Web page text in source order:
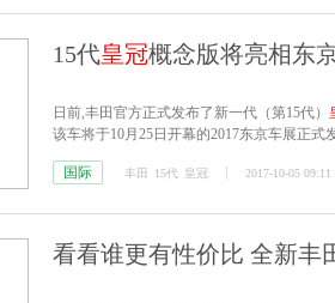
15代皇冠概念版将亮相东
日前,丰田官方正式发布了新一代（第15代）
该车将于10月25日开幕的2017东京车展正
国际 丰田 15代 皇冠 2017-10-05 09:11
看看谁更有性价比 全新丰